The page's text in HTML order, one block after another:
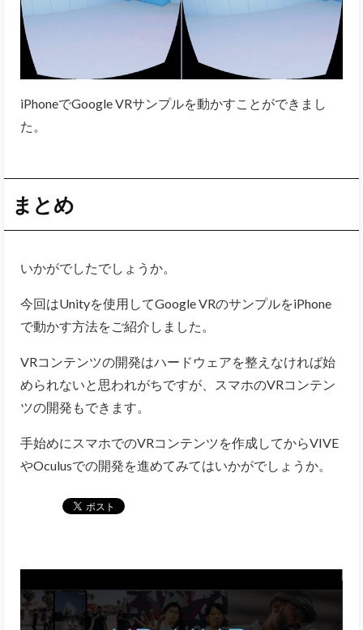
iPhoneでGoogle VRサンプルを動かすことができまし
た。
まとめ
いかがでしたでしょうか。
今回はUnityを使用してGoogle VRのサンプルをiPhone
で動かす方法をご紹介しました。
VRコンテンツの開発はハードウェアを整えなければ始
められないと思われがちですが、スマホのVRコンテン
ツの開発もできます。
手始めにスマホでのVRコンテンツを作成してからVIVE
やOculusでの開発を進めてみてはいかがでしょうか。